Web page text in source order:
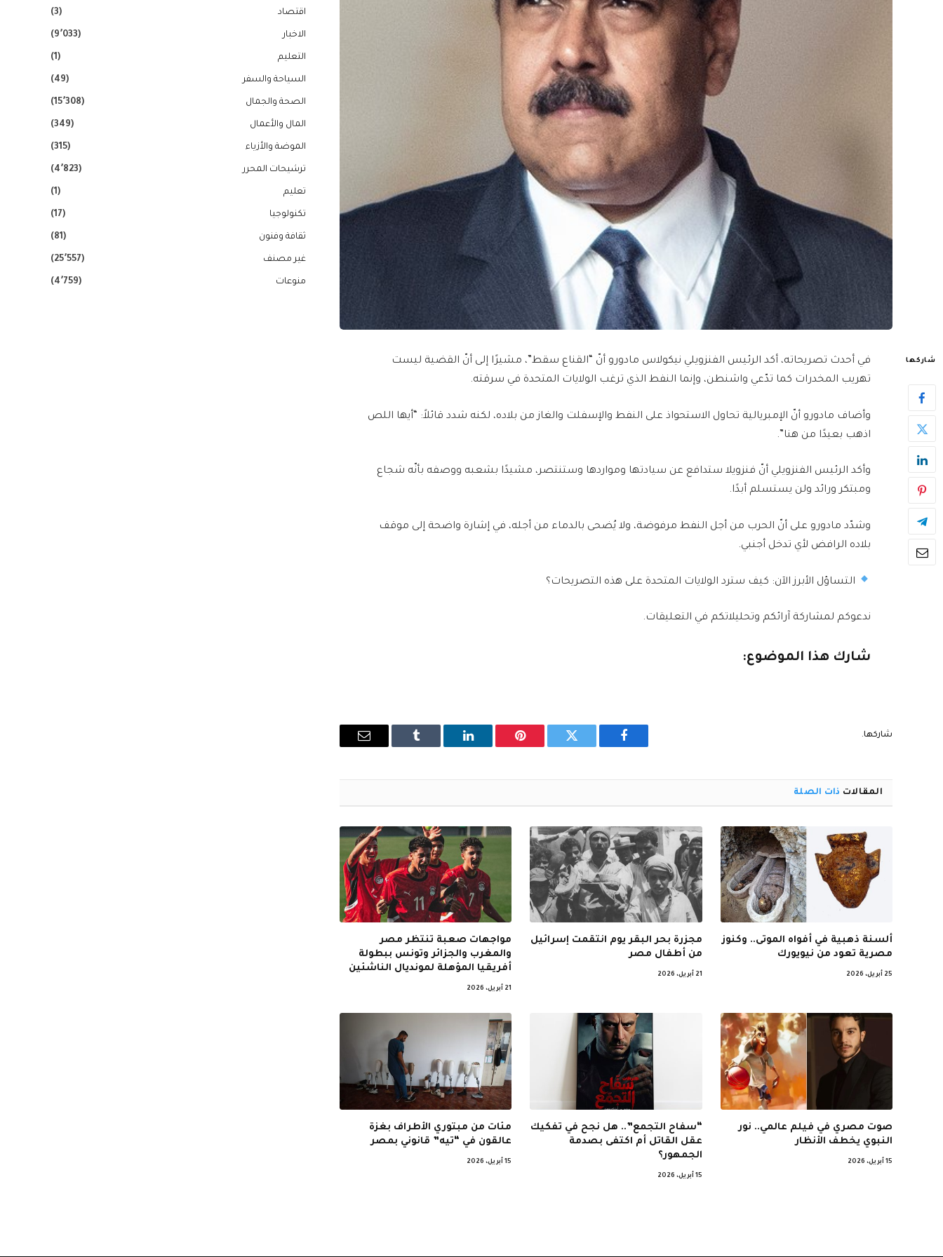
شاركها
في أحدث تصريحاته، أكد الرئيس الفنزويلي نيكولاس مادورو أنّ “القناع سقط”، مشيرًا إلى أنّ القضية ليست
تهريب المخدرات كما تدّعي واشنطن، وإنما النفط الذي ترغب الولايات المتحدة في سرقته.
وأضاف مادورو أنّ الإمبريالية تحاول الاستحواذ على النفط والإسفلت والغاز من بلاده، لكنه شدد قائلاً: “أيها اللص
اذهب بعيدًا من هنا”.
وأكد الرئيس الفنزويلي أنّ فنزويلا ستدافع عن سيادتها ومواردها وستنتصر، مشيدًا بشعبه ووصفه بأنّه شجاع
ومبتكر ورائد ولن يستسلم أبدًا.
وشدّد مادورو على أنّ الحرب من أجل النفط مرفوضة، ولا يُضحى بالدماء من أجله، في إشارة واضحة إلى موقف
بلاده الرافض لأي تدخل أجنبي.
التساؤل الأبرز الآن: كيف سترد الولايات المتحدة على هذه التصريحات؟
ندعوكم لمشاركة آرائكم وتحليلاتكم في التعليقات.
شارك هذا الموضوع:
شاركها.
فيسبوك تويتر بينتيريستلينكدإن Tumblr
البريد
المقالات ذات الصلة
ألسنة ذهبية في أفواه الموتى.. وكنوز
مصرية تعود من نيويورك
25 أبريل، 2026
مجزرة بحر البقر يوم انتقمت إسرائيل
من أطفال مصر
21 أبريل، 2026
مواجهات صعبة تنتظر مصر
والمغرب والجزائر وتونس ببطولة
أفريقيا المؤهلة لمونديال الناشئين
21 أبريل، 2026
صوت مصري في فيلم عالمي.. نور
النبوي يخطف الأنظار
15 أبريل، 2026
“سفاح التجمع”.. هل نجح في تفكيك
عقل القاتل أم اكتفى بصدمة
الجمهور؟
15 أبريل، 2026
مئات من مبتوري الأطراف بغزة
عالقون في “تيه” قانوني بمصر
15 أبريل، 2026
اقتصاد (3)
الاخبار (9٬033)
التعليم (1)
السياحة والسفر (49)
الصحة والجمال (15٬308)
المال والأعمال (349)
الموضة والأزياء (315)
ترشيحات المحرر (4٬823)
تعليم (1)
تكنولوجيا (17)
ثقافة وفنون (81)
غير مصنف (25٬557)
منوعات (4٬759)